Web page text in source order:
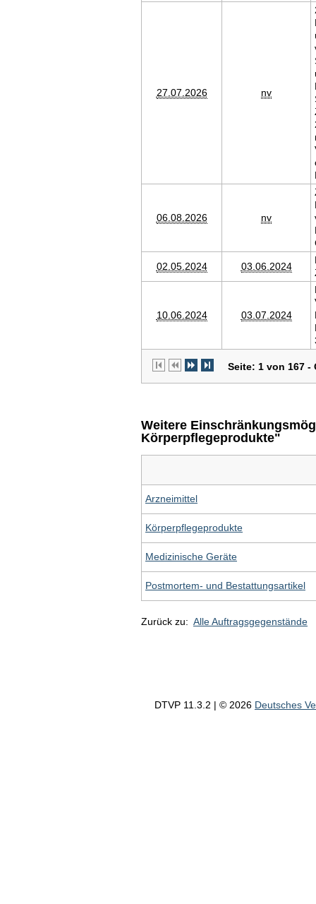
27.07.2026 nv
06.08.2026 nv
02.05.2024 03.06.2024
10.06.2024 03.07.2024
Seite: 1 von 167 -
Weitere
Körperpflegeprodukte"
Arzneimittel
Körperpflegeprodukte
Medizinische Geräte
Postmortem- und Bestattungsartikel
Zurück zu: Alle Auftragsgegenstände
DTVP 11.3.2 | © 2026 Deutsches